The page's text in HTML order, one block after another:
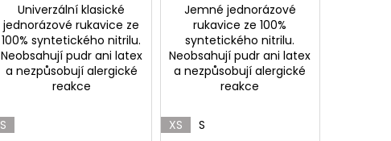
Univerzální klasické
jednorázové rukavice ze
100% syntetického nitrilu.
Neobsahují pudr ani latex
a nezpůsobují alergické
reakce
S
Jemné jednorázové
rukavice ze 100%
syntetického nitrilu.
Neobsahují pudr ani latex
a nezpůsobují alergické
reakce
XS S